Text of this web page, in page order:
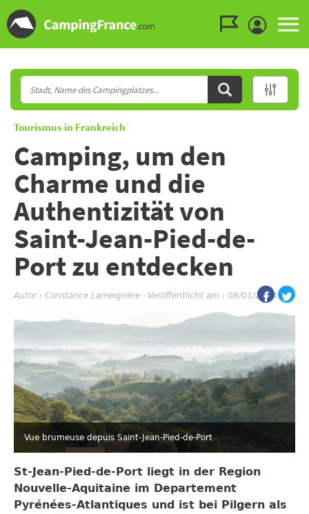
Tourismus in Frankreich
Camping, um den
Charme und die
Authentizität von
Saint-Jean-Pied-de-
Port zu entdecken
Autor : Constance Lameignère - Veröffentlicht am : 08/01/2024
Vue brumeuse depuis Saint-Jean-Pied-de-Port
St-Jean-Pied-de-Port liegt in der Region
Nouvelle-Aquitaine im Departement
Pyrénées-Atlantiques und ist bei Pilgern als